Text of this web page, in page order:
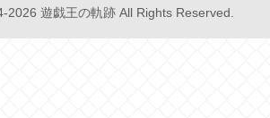
遊戯王の軌跡 All Rights Reserved.